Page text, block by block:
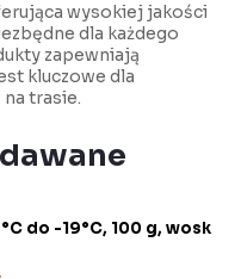
wysokiej jakości
dla każdego
zapewniają
kluczowe dla
trasie.
do -19°C, 100 g, wosk